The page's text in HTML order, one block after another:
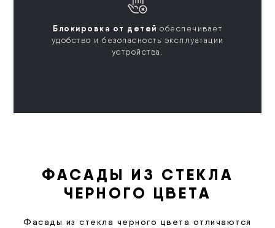
Блокировка от детей обеспечивает
удобство и безопасность эксплуатации
устройства.
ФАСАДЫ ИЗ СТЕКЛА
ЧЕРНОГО ЦВЕТА
Фасады из стекла черного цвета отличаются